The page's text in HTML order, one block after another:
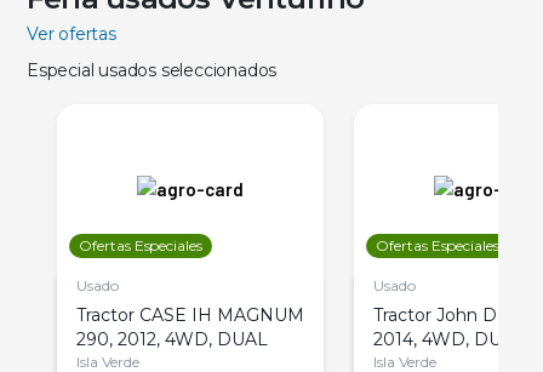
Ver ofertas
Especial usados seleccionados
Ofertas Especiales
Usado
Tractor CASE IH MAGNUM
290, 2012, 4WD, DUAL
Isla Verde
Ofertas Especiales
Usado
Tractor John Deere
2014, 4WD, DUAL
Isla Verde